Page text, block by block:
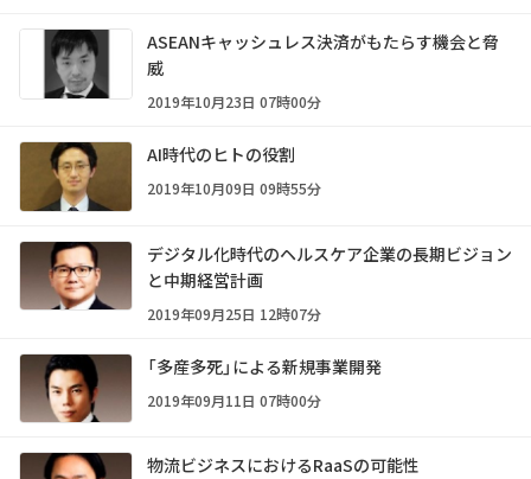
ASEANキャッシュレス決済がもたらす機会と脅
威
2019年10月23日 07時00分
AI時代のヒトの役割
2019年10月09日 09時55分
デジタル化時代のヘルスケア企業の長期ビジョン
と中期経営計画
2019年09月25日 12時07分
「多産多死」による新規事業開発
2019年09月11日 07時00分
物流ビジネスにおけるRaaSの可能性